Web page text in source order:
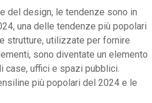
del design, le tendenze sono in
una delle tendenze più popolari
strutture, utilizzate per fornire
sono diventate un elemento
case, uffici e spazi pubblici.
più popolari del 2024 e le